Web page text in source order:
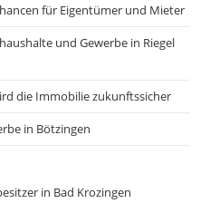
für Eigentümer und Mieter
und Gewerbe in Riegel
die Immobilie zukunftssicher
in Bötzingen
in Bad Krozingen